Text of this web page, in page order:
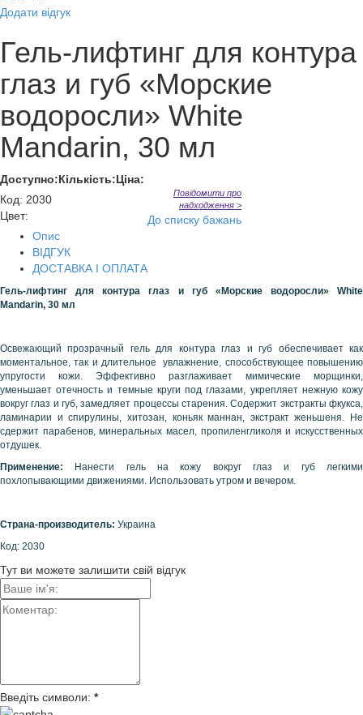
Додати відгук
Гель-лифтинг для контура
глаз и губ «Морские
водоросли» White
Mandarin, 30 мл
Доступно:Кількість:Ціна:
Код: 2030
Цвет:
Повідомити про
надходження >
До списку бажань
Опис
ВІДГУК
ДОСТАВКА І ОПЛАТА
Гель-лифтинг для контура глаз и губ «Морские водоросли» White
Mandarin, 30 мл
Освежающий прозрачный гель для контура глаз и губ обеспечивает как
моментальное, так и длительное увлажнение, способствующее повышению
упругости кожи. Эффективно разглаживает мимические морщинки,
уменьшает отечность и темные круги под глазами, укрепляет нежную кожу
вокруг глаз и губ, замедляет процессы старения. Содержит экстракты фкукса,
ламинарии и спирулины, хитозан, коньяк маннан, экстракт женьшеня. Не
сдержит парабенов, минеральных масел, пропиленгликоля и искусственных
отдушек.
Применение:
Нанести гель на кожу вокруг глаз и губ легкими
похлопывающими движениями. Использовать утром и вечером.
Страна-производитель: Украина
Код: 2030
Тут ви можете залишити свій відгук
Введіть символи: *